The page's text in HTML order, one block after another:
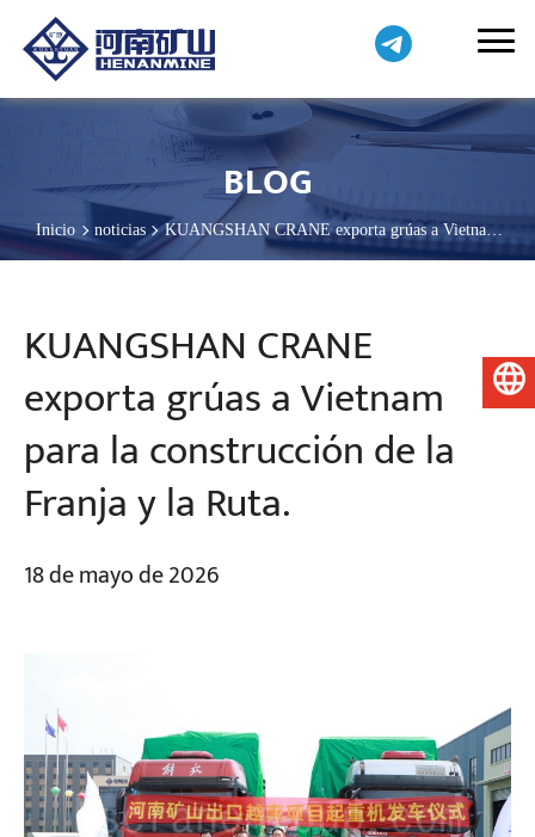
BLOG
Inicio noticias
KUANGSHAN CRANE exporta grúas a Vietnam
para la construcción de la Franja y la Ruta.
KUANGSHAN CRANE
exporta grúas a Vietnam
para la construcción de la
Franja y la Ruta.
18 de mayo de 2026
Español